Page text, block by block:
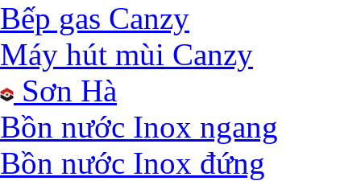
Bếp gas Canzy
Máy hút mùi Canzy
Sơn Hà
Bồn nước Inox ngang
Bồn nước Inox đứng